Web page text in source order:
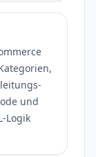
und
Logik